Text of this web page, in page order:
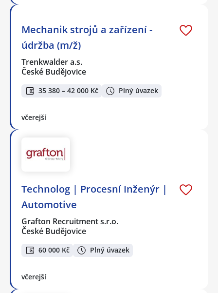
Mechanik strojů a zařízení -
údržba (m/ž)
Trenkwalder a.s.
České Budějovice
35 380 – 42 000 Kč Plný úvazek
včerejší
Technolog | Procesní Inženýr |
Automotive
Grafton Recruitment s.r.o.
České Budějovice
60 000 Kč Plný úvazek
včerejší